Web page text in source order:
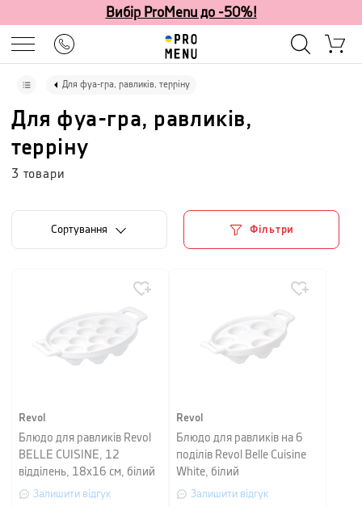
Вибір ProMenu до -50%!
Для фуа-гра, равликів, терріну
Для фуа-гра, равликів,
терріну
3 товари
Сортування Фільтри
Revol
Блюдо для равликів Revol
BELLE CUISINE, 12
відділень, 18х16 см, білий
Залишити відгук
Revol
Блюдо для равликів на 6
поділів Revol Belle Cuisine
White, білий
Залишити відгук